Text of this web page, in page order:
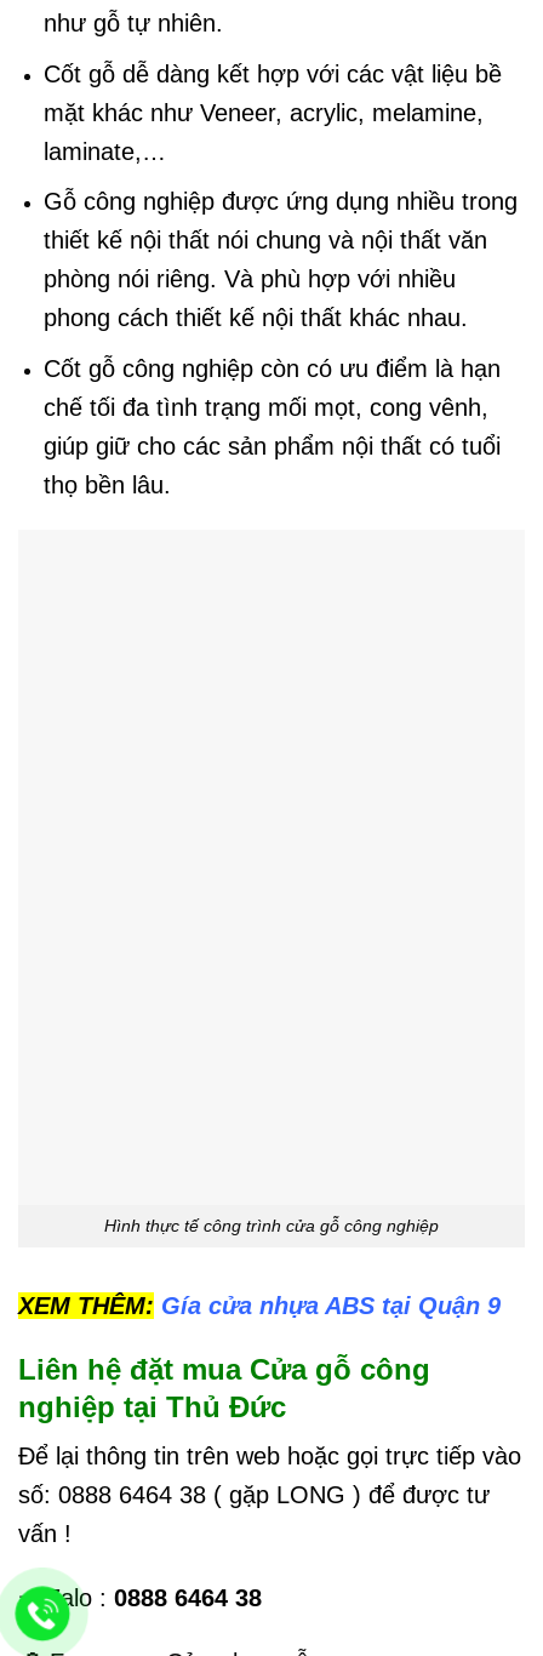
như gỗ tự nhiên.
Cốt gỗ dễ dàng kết hợp với các vật liệu bề
mặt khác như Veneer, acrylic, melamine,
laminate,…
Gỗ công nghiệp được ứng dụng nhiều trong
thiết kế nội thất nói chung và nội thất văn
phòng nói riêng. Và phù hợp với nhiều
phong cách thiết kế nội thất khác nhau.
Cốt gỗ công nghiệp còn có ưu điểm là hạn
chế tối đa tình trạng mối mọt, cong vênh,
giúp giữ cho các sản phẩm nội thất có tuổi
thọ bền lâu.
Hình thực tế công trình cửa gỗ công nghiệp
XEM THÊM: Gía cửa nhựa ABS tại Quận 9
Liên hệ đặt mua Cửa gỗ công
nghiệp tại Thủ Đức
Để lại thông tin trên web hoặc gọi trực tiếp vào
số: 0888 6464 38 ( gặp LONG ) để được tư
vấn !
⇒ Zalo : 0888 6464 38